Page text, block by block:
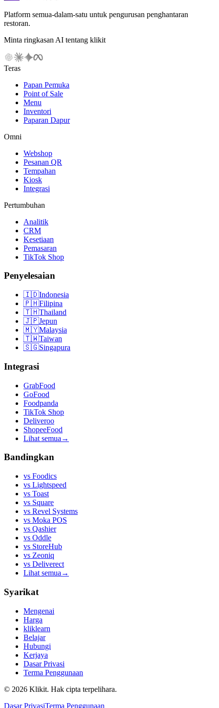
Platform semua-dalam-satu untuk pengurusan penghantaran
restoran.
Minta ringkasan AI tentang klikit
Teras
Papan Pemuka
Point of Sale
Menu
Inventori
Paparan Dapur
Omni
Webshop
Pesanan QR
Tempahan
Kiosk
Integrasi
Pertumbuhan
Analitik
CRM
Kesetiaan
Pemasaran
TikTok Shop
Penyelesaian
🇮🇩Indonesia
🇵🇭Filipina
🇹🇭Thailand
🇯🇵Jepun
🇲🇾Malaysia
🇹🇼Taiwan
🇸🇬Singapura
Integrasi
GrabFood
GoFood
Foodpanda
TikTok Shop
Deliveroo
ShopeeFood
Lihat semua →
Bandingkan
vs Foodics
vs Lightspeed
vs Toast
vs Square
vs Revel Systems
vs Moka POS
vs Qashier
vs Oddle
vs StoreHub
vs Zeoniq
vs Deliverect
Lihat semua →
Syarikat
Mengenai
Harga
kliklearn
Belajar
Hubungi
Kerjaya
Dasar Privasi
Terma Penggunaan
© 2026 Klikit. Hak cipta terpelihara.
Dasar PrivasiTerma Penggunaan